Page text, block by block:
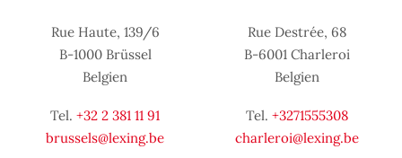
Rue Haute, 139/6
B-1000 Brüssel
Belgien
Tel. +32 2 381 11 91
brussels@lexing.be
Rue Destrée, 68
B-6001 Charleroi
Belgien
Tel. +3271555308
charleroi@lexing.be